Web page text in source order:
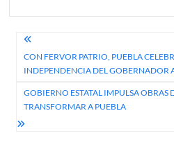
Navegación
de
entradas
CON FERVOR PATRIO, PUEBLA
INDEPENDENCIA DEL GOBERNADOR
GOBIERNO ESTATAL IMPULSA OBRAS
TRANSFORMAR A PUEBLA